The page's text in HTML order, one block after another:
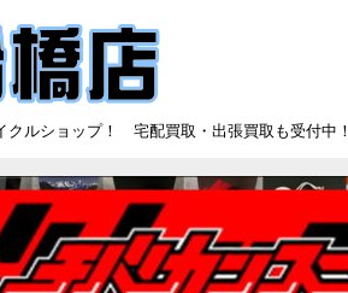
クルショップ！ 宅配買取・出張買取も受付中！